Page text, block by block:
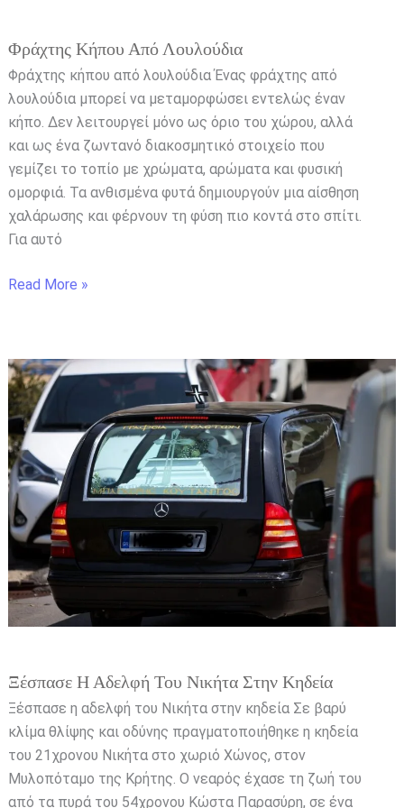
Φράχτης Κήπου Από Λουλούδια
Φράχτης κήπου από λουλούδια Ένας φράχτης από
λουλούδια μπορεί να μεταμορφώσει εντελώς έναν
κήπο. Δεν λειτουργεί μόνο ως όριο του χώρου, αλλά
και ως ένα ζωντανό διακοσμητικό στοιχείο που
γεμίζει το τοπίο με χρώματα, αρώματα και φυσική
ομορφιά. Τα ανθισμένα φυτά δημιουργούν μια αίσθηση
χαλάρωσης και φέρνουν τη φύση πιο κοντά στο σπίτι.
Για αυτό
Read More »
Ξέσπασε Η Αδελφή Του Νικήτα Στην Κηδεία
Ξέσπασε η αδελφή του Νικήτα στην κηδεία Σε βαρύ
κλίμα θλίψης και οδύνης πραγματοποιήθηκε η κηδεία
του 21χρονου Νικήτα στο χωριό Χώνος, στον
Μυλοπόταμο της Κρήτης. Ο νεαρός έχασε τη ζωή του
από τα πυρά του 54χρονου Κώστα Παρασύρη, σε ένα
Ξέσπασε
η
αδελφή
του
Νικήτα
στην
κηδεία